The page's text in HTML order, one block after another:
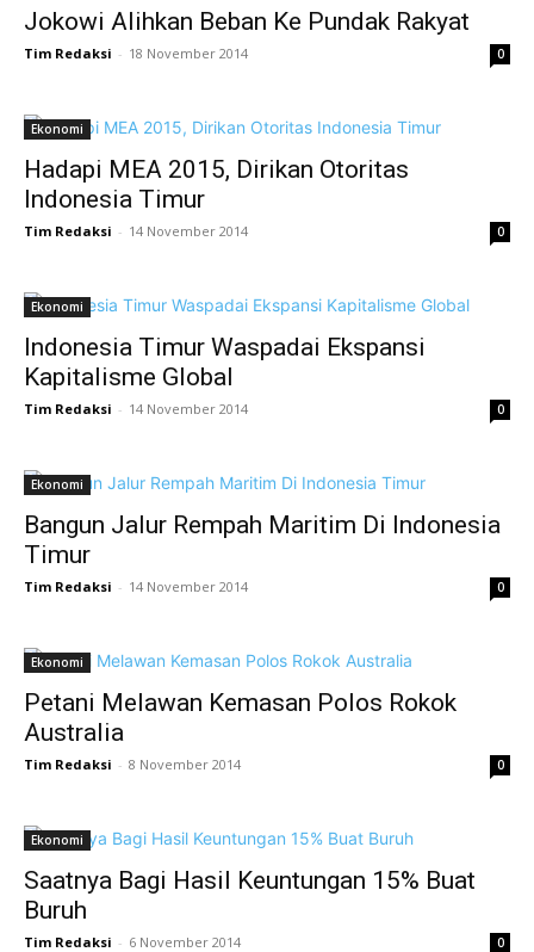
Jokowi Alihkan Beban Ke Pundak Rakyat
Tim Redaksi - 18 November 2014 0
Ekonomi
Hadapi MEA 2015, Dirikan Otoritas
Indonesia Timur
Tim Redaksi - 14 November 2014 0
Ekonomi
Indonesia Timur Waspadai Ekspansi
Kapitalisme Global
Tim Redaksi - 14 November 2014 0
Ekonomi
Bangun Jalur Rempah Maritim Di Indonesia
Timur
Tim Redaksi - 14 November 2014 0
Ekonomi
Petani Melawan Kemasan Polos Rokok
Australia
Tim Redaksi - 8 November 2014 0
Ekonomi
Saatnya Bagi Hasil Keuntungan 15% Buat
Buruh
Tim Redaksi - 6 November 2014 0